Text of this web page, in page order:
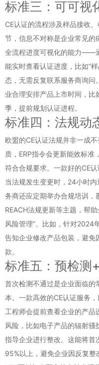
标准三：可可视
CE认证的流程涉及样品接收
节，信息不对称是企业常见的
全流程进度可视化的能力——
能实时查看认证进度，比如“
态，无需反复联系服务商询
业合理安排产品上市时间，
季，提前规划认证进程。
标准四：法规动
欧盟的CE认证法规并非一成
质，ERP指令会更新能效标
符合合规要求。一款好的CE
当法规发生变更时，24小时
务商还应定期举办合规培训，
REACH法规更新等主题，帮
风险管理”。比如，针对2024
告知企业修改产品包装，避免
款。
标准五：预检测
首次检测不通过是企业面临的
本。一款高效的CE认证服务
工程师会提前查看企业的产
风险，比如电子产品的辐射
指导企业进行整改。这能将首
95%以上，避免企业因反复